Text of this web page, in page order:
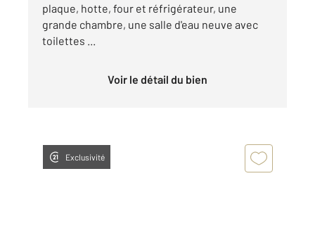
plaque, hotte, four et réfrigérateur, une
grande chambre, une salle d'eau neuve avec
toilettes ...
Voir le détail du bien
Exclusivité